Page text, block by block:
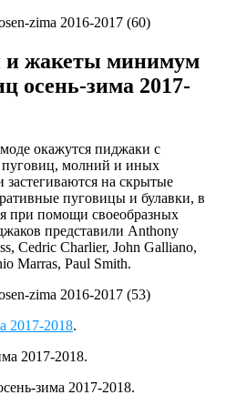
жакеты минимум
осень-зима 2017-
окажутся пиджаки с
молний и иных
на скрытые
пуговицы и булавки, в
при помощи своеобразных
представили Anthony
Cedric Charlier, John Galliano,
Marras, Paul Smith.
2017-2018.
2017-2018.
зима 2017-2018.